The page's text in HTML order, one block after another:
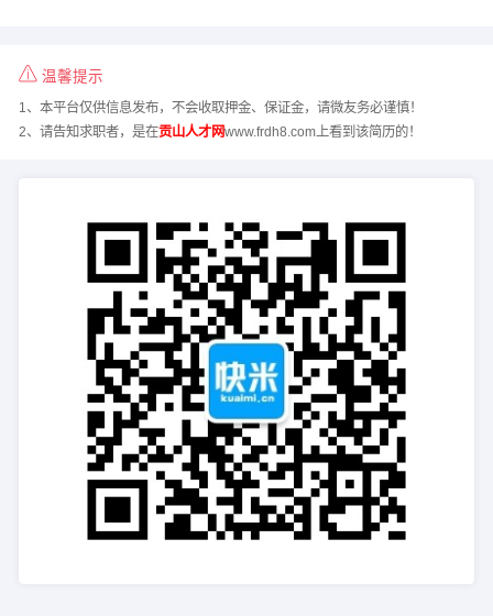
温馨提示
1、本平台仅供信息发布，不会收取押金、保证金，请微友务必谨慎！
2、请告知求职者，是在贡山人才网www.frdh8.com上看到该简历的！